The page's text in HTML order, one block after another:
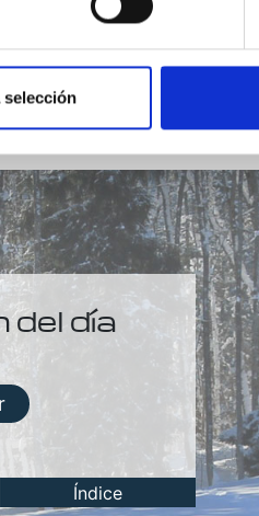
selección
del día
Índice